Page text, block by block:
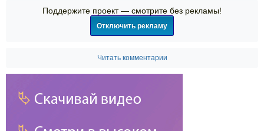
Поддержите проект — смотрите без рекламы!
Отключить рекламу
Читать комментарии